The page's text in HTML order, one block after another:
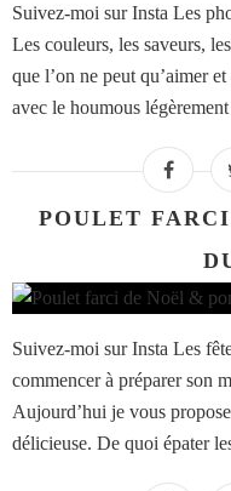
Suivez-moi sur Insta Les
Les couleurs, les saveurs,
que l’on ne peut qu’aimer
avec le houmous
POULET
Suivez-moi sur Insta Les
commencer à préparer son
Aujourd’hui je vous
délicieuse. De quoi épater